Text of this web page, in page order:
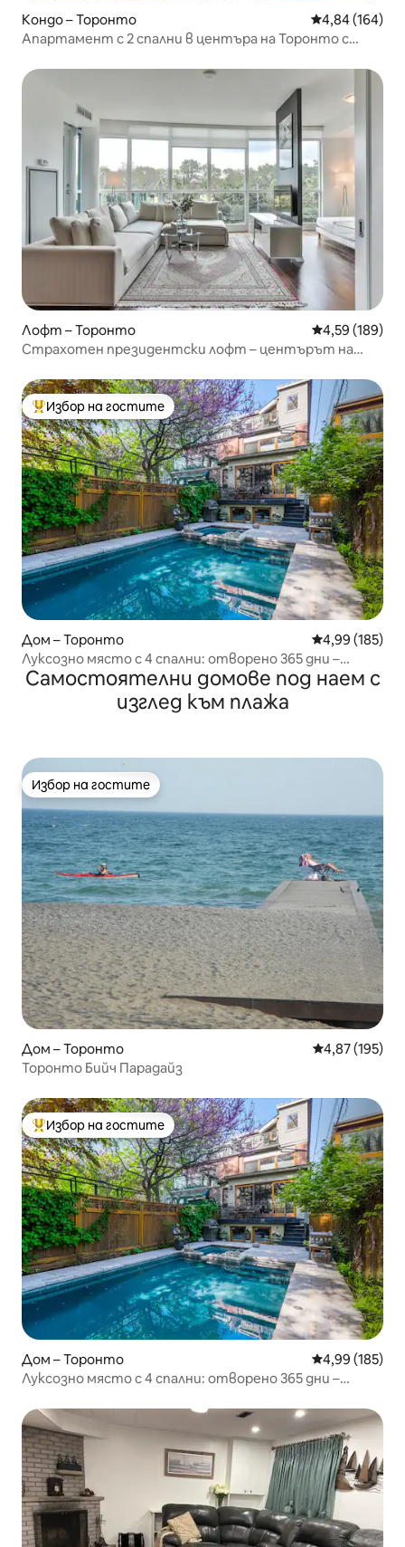
Кондо – Торонто Средна
4,84 (164)
Апартамент с 2 спални в центъра на Торонто с
Лофт – Торонто Средна
4,59 (189)
Страхотен президентски лофт – центърът на
Най-популярен избор на гостите
Избор на гостите
Дом – Торонто Средна
4,99 (185)
Луксозно място с 4 спални: отворено 365 дни –
отопляем басейн и джакузи
Самостоятелни домове под наем с
изглед към плажа
Избор на гостите
Избор на гостите
Дом – Торонто Средна
4,87 (195)
Торонто Бийч Парадайз
Най-популярен избор на гостите
Избор на гостите
Дом – Торонто Средна
4,99 (185)
Луксозно място с 4 спални: отворено 365 дни –